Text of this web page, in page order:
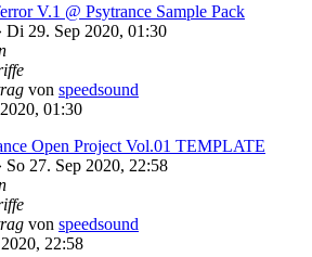
V.1 @ Psytrance Sample Pack
Di 29. Sep 2020, 01:30
von speedsound
01:30
Open Project Vol.01 TEMPLATE
So 27. Sep 2020, 22:58
von speedsound
22:58